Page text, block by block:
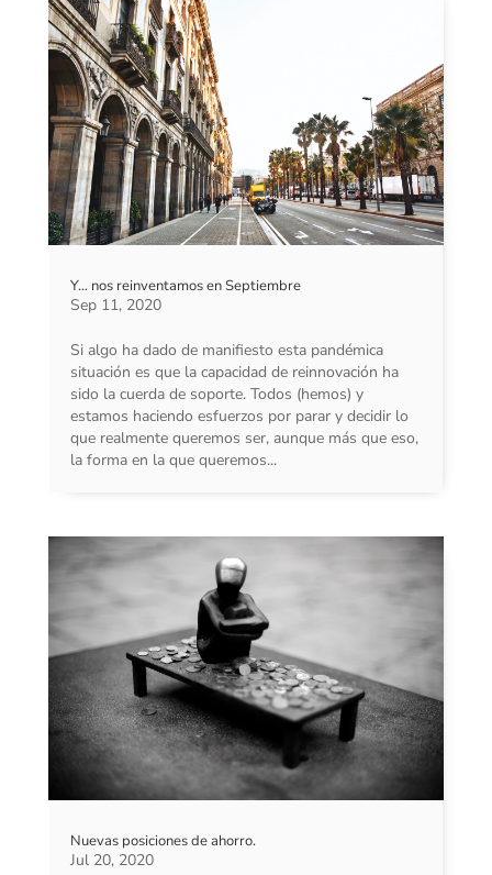
Y… nos reinventamos en Septiembre
Sep 11, 2020
Si algo ha dado de manifiesto esta pandémica
situación es que la capacidad de reinnovación ha
sido la cuerda de soporte. Todos (hemos) y
estamos haciendo esfuerzos por parar y decidir lo
que realmente queremos ser, aunque más que eso,
la forma en la que queremos...
Nuevas posiciones de ahorro.
Jul 20, 2020